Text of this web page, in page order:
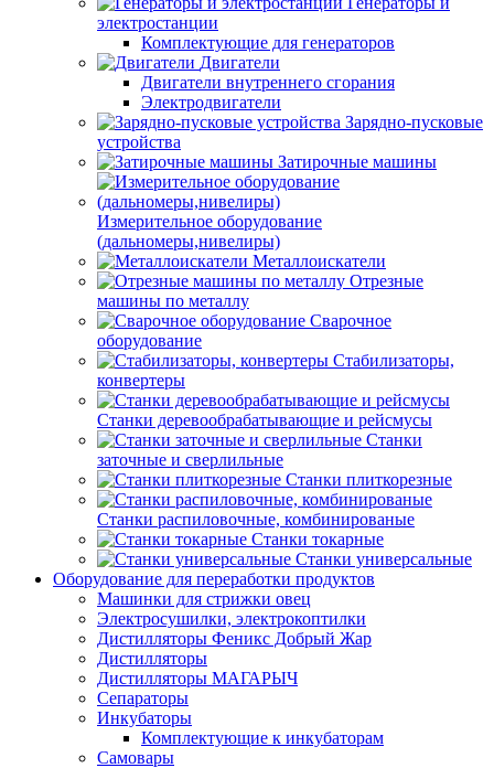
электростанции
Комплектующие для генераторов
Двигатели
Двигатели внутреннего сгорания
Электродвигатели
Зарядно-пусковые
устройства
Затирочные машины
Измерительное оборудование
(дальномеры,нивелиры)
Металлоискатели
Отрезные
машины по металлу
Сварочное
оборудование
Стабилизаторы,
конвертеры
Станки деревообрабатывающие и рейсмусы
Станки
заточные и сверлильные
Станки плиткорезные
Станки распиловочные, комбинированые
Станки токарные
Станки универсальные
Оборудование для переработки продуктов
Машинки для стрижки овец
Электросушилки, электрокоптилки
Дистилляторы Феникс Добрый Жар
Дистилляторы
Дистилляторы МАГАРЫЧ
Сепараторы
Инкубаторы
Комплектующие к инкубаторам
Самовары